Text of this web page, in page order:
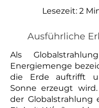
Lesezeit: 2
Ausführliche
Als
Energiemenge
die Erde auftrifft
Sonne erzeugt
der Globalstrahlung